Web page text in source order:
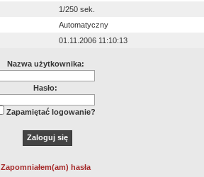
1/250 sek.
Automatyczny
01.11.2006 11:10:13
Nazwa użytkownika:
Hasło:
Zapamiętać logowanie?
Zapomniałem(am) hasła